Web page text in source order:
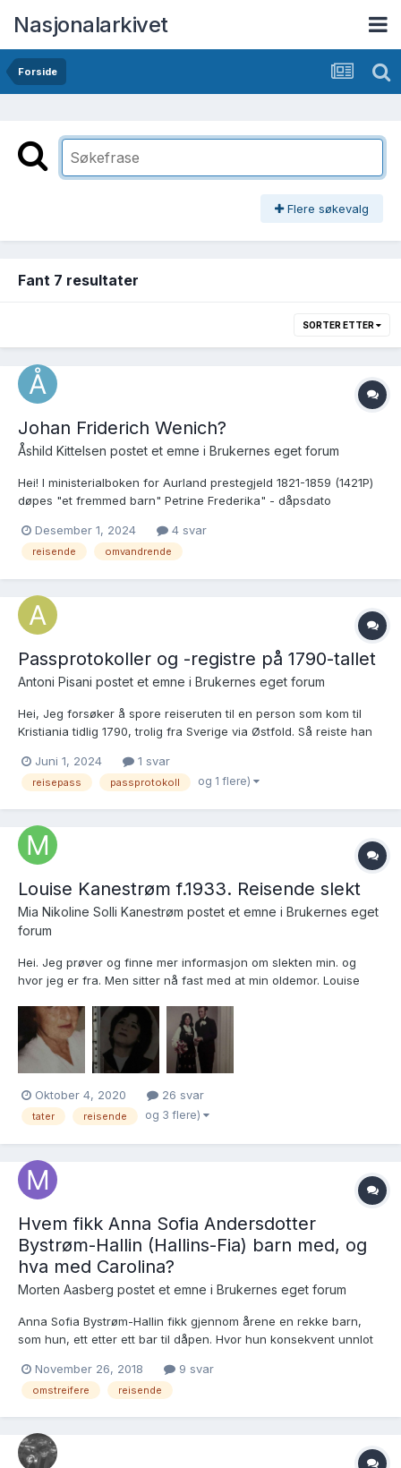
Nasjonalarkivet
Forside
Flere søkevalg
Fant 7 resultater
SORTER ETTER
Johan Friderich Wenich?
Åshild Kittelsen postet et emne i Brukernes eget forum
Hei! I ministerialboken for Aurland prestegjeld 1821-1859 (1421P)
døpes "et fremmed barn" Petrine Frederika" - dåpsdato
omreijsende ved navn" Johan Frederich Wenich og Andrine
Christine Pedersdatter. Noen som kan hj...
Desember 1, 2024 4 svar
reisende omvandrende
Passprotokoller og -registre på 1790-tallet
Antoni Pisani postet et emne i Brukernes eget forum
Hei, Jeg forsøker å spore reiseruten til en person som kom til
Kristiania tidlig 1790, trolig fra Sverige via Østfold. Så reiste han
mange myndighetspersoner som kunne utstede reisepass -
hvilket også gjør det vanskeli...
Juni 1, 2024 1 svar
reisepass passprotokoll og 1 flere)
Louise Kanestrøm f.1933. Reisende slekt
Mia Nikoline Solli Kanestrøm postet et emne i Brukernes eget
forum
Hei. Jeg prøver og finne mer informasjon om slekten min. og
hvor jeg er fra. Men sitter nå fast med at min oldemor. Louise
ved navnet skogås(første partner), så lauritsen(min oldefar, og
deretter gikk hun ved navnet (heggelihaugen)....
Oktober 4, 2020 26 svar
tater reisende og 3 flere)
Hvem fikk Anna Sofia Andersdotter
Bystrøm-Hallin (Hallins-Fia) barn med, og
hva med Carolina?
Morten Aasberg postet et emne i Brukernes eget forum
Anna Sofia Bystrøm-Hallin fikk gjennom årene en rekke barn,
som hun, ett etter ett bar til dåpen. Hvor hun konsekvent unnlot
utfordringer med hensyn til å – på en etterprøvbar måte – tilegne
rett far til Anna Sofias barn. Jeg føler a...
November 26, 2018 9 svar
omstreifere reisende